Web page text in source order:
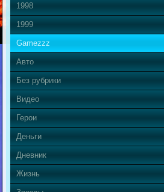
1998
1999
Gamezzz
Авто
Без рубрики
Видео
Герои
Деньги
Дневник
Жизнь